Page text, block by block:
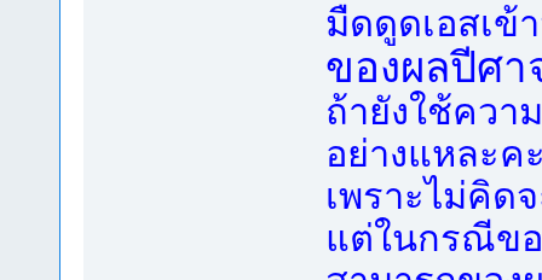
มืดดูดเอสเข้
ของผลปีศา
ถ้ายังใช้ควา
อย่างแหละค
เพราะไม่คิด
แต่ในกรณีขอ